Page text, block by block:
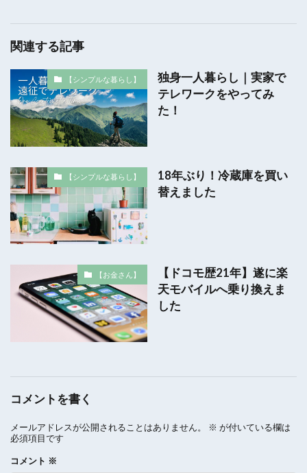
関連する記事
【シンプルな暮らし】
独身一人暮らし｜実家で
テレワークをやってみ
た！
【シンプルな暮らし】
18年ぶり！冷蔵庫を買い
替えました
【お金さん】
【ドコモ歴21年】遂に楽
天モバイルへ乗り換えま
した
コメントを書く
メールアドレスが公開されることはありません。 ※ が付いている欄は
必須項目です
コメント ※